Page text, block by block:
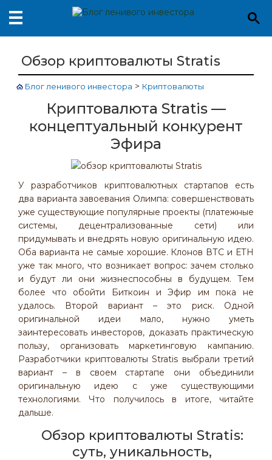
Обзор криптовалюты Stratis
Блог ленивого инвестора > Криптовалюты
Криптовалюта Stratis —
концептуальный конкурент
Эфира
У разработчиков криптовалютных стартапов есть
два варианта завоевания Олимпа: совершенствовать
уже существующие популярные проекты (платежные
системы, децентрализованные сети) или
придумывать и внедрять новую оригинальную идею.
Оба варианта не самые хорошие. Клонов ВТС и ЕТН
уже так много, что возникает вопрос: зачем столько
и будут ли они жизнеспособны в будущем. Тем
более что обойти Биткоин и Эфир им пока не
удалось. Второй вариант – это риск. Одной
оригинальной идеи мало, нужно уметь
заинтересовать инвесторов, доказать практическую
пользу, организовать маркетинговую кампанию.
Разработчики криптовалюты Stratis выбрали третий
вариант – в своем стартапе они объединили
оригинальную идею с уже существующими
технологиями. Что получилось в итоге, читайте
дальше.
Обзор криптовалюты Stratis:
суть, уникальность,